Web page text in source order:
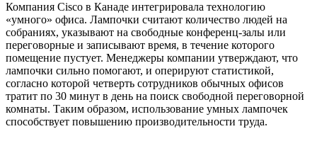
Компания Cisco в Канаде интегрировала технологию
«умного» офиса. Лампочки считают количество людей на
собраниях, указывают на свободные конференц-залы или
переговорные и записывают время, в течение которого
помещение пустует. Менеджеры компании утверждают, что
лампочки сильно помогают, и оперируют статистикой,
согласно которой четверть сотрудников обычных офисов
тратит по 30 минут в день на поиск свободной переговорной
комнаты. Таким образом, использование умных лампочек
способствует повышению производительности труда.